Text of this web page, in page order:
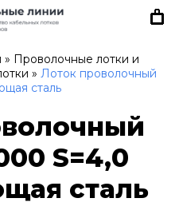
» Проволочные лотки и
» Лоток проволочный
сталь
S=4,0
сталь